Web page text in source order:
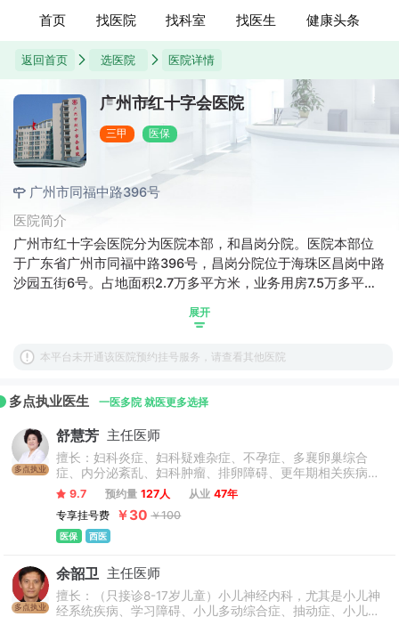
首页 找医院 找科室 找医生 健康头条
返回首页 选医院 医院详情
广州市红十字会医院
三甲 医保
广州市同福中路396号
医院简介
广州市红十字会医院分为医院本部，和昌岗分院。医院本部位
于广东省广州市同福中路396号，昌岗分院位于海珠区昌岗中路
沙园五街6号。占地面积2.7万多平方米，业务用房7.5万多平方
健、康复为一体的三级甲等综合性医院，现为暨南大学医学院
医科大学、贵州医科大学的教学医院，是国家药物临床试验机
广州市创伤烧伤救治基地，广东省广州市医保定点单位。
展开
本平台未开通该医院预约挂号服务，请查看其他医院
多点执业医生 一医多院 就医更多选择
多点执业
舒慧芳 主任医师
擅长：妇科炎症、妇科疑难杂症、不孕症、多襄卵巢综合
症、内分泌紊乱、妇科肿瘤、排卵障碍、更年期相关疾病等
综合治疗，宫腔镜、腹腔镜及微创手术、盆底功能障碍等手
术，妇科阴式子宫切除、子宫脱垂等妇科手术。
9.7 预约量 127人 从业 47年
专享挂号费
￥30 ￥100
医保 西医
多点执业
余韶卫 主任医师
擅长：（只接诊8-17岁儿童）小儿神经内科，尤其是小儿神
经系统疾病、学习障碍、小儿多动综合症、抽动症、小儿癫